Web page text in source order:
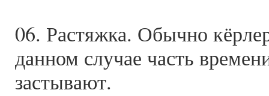
06. Растяжка. Обычно
данном случае часть
застывают.